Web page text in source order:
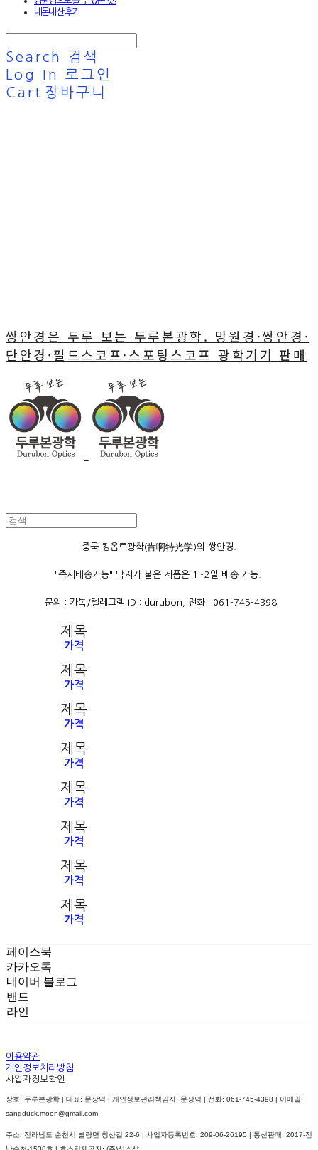
내돈내산 후기
Search
검색
Log In
로그인
Cart 장바구니
쌍안경은 두루 보는 두루본광학. 망원경·쌍안경·
단안경·필드스코프·스포팅스코프 광학기기 판매
중국 킹옵트광학(肯啊特光学)의 쌍안경.
"즉시배송가능" 딱지가 붙은 제품은 1~2일 배송 가능.
문의 : 카톡/텔레그램 ID : durubon, 전화 : 061-745-4398
제목
가격
제목
가격
제목
가격
제목
가격
제목
가격
제목
가격
제목
가격
제목
가격
페이스북
카카오톡
네이버 블로그
밴드
라인
이용약관
개인정보처리방침
사업자정보확인
상호: 두루본광학 | 대표: 문상덕 | 개인정보관리책임자: 문상덕 | 전화: 061-745-4398 | 이메일:
sangduck.moon@gmail.com
주소: 전라남도 순천시 별량면 창산길 22-6 | 사업자등록번호: 209-06-26195 | 통신판매: 2017-전